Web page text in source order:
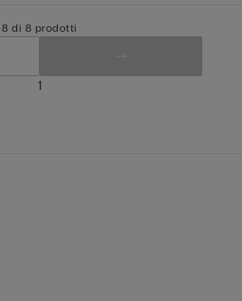
8 di 8 prodotti
1